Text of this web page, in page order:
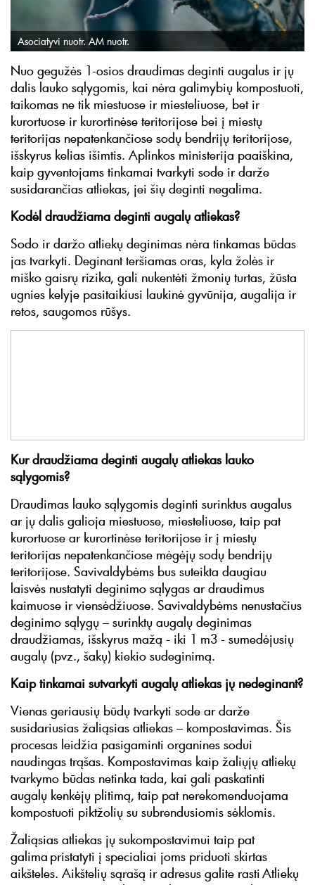
Asociatyvi nuotr. AM nuotr.
Nuo gegužės 1-osios draudimas deginti augalus ir jų
dalis lauko sąlygomis, kai nėra galimybių kompostuoti,
taikomas ne tik miestuose ir miesteliuose, bet ir
kurortuose ir kurortinėse teritorijose bei į miestų
teritorijas nepatenkančiose sodų bendrijų teritorijose,
išskyrus kelias išimtis. Aplinkos ministerija paaiškina,
kaip gyventojams tinkamai tvarkyti sode ir darže
susidarančias atliekas, jei šių deginti negalima.
Kodėl draudžiama deginti augalų atliekas?
Sodo ir daržo atliekų deginimas nėra tinkamas būdas
jas tvarkyti. Deginant teršiamas oras, kyla žolės ir
miško gaisrų rizika, gali nukentėti žmonių turtas, žūsta
ugnies kelyje pasitaikiusi laukinė gyvūnija, augalija ir
retos, saugomos rūšys.
Kur draudžiama deginti augalų atliekas lauko
sąlygomis?
Draudimas lauko sąlygomis deginti surinktus augalus
ar jų dalis galioja miestuose, miesteliuose, taip pat
kurortuose ar kurortinėse teritorijose ir į miestų
teritorijas nepatenkančiose mėgėjų sodų bendrijų
teritorijose. Savivaldybėms bus suteikta daugiau
laisvės nustatyti deginimo sąlygas ar draudimus
kaimuose ir viensėdžiuose. Savivaldybėms nenustačius
deginimo sąlygų – surinktų augalų deginimas
draudžiamas, išskyrus mažą - iki 1 m3 - sumedėjusių
augalų (pvz., šakų) kiekio sudeginimą.
Kaip tinkamai sutvarkyti augalų atliekas jų nedeginant?
Vienas geriausių būdų tvarkyti sode ar darže
susidariusias žaliąsias atliekas – kompostavimas. Šis
procesas leidžia pasigaminti organines sodui
naudingas trąšas. Kompostavimas kaip žaliųjų atliekų
tvarkymo būdas netinka tada, kai gali paskatinti
augalų kenkėjų plitimą, taip pat nerekomenduojama
kompostuoti piktžolių su subrendusiomis sėklomis.
Žaliąsias atliekas jų sukompostavimui taip pat
galima pristatyti į specialiai joms priduoti skirtas
aikšteles. Aikštelių sąrašą ir adresus galite rasti Atliekų